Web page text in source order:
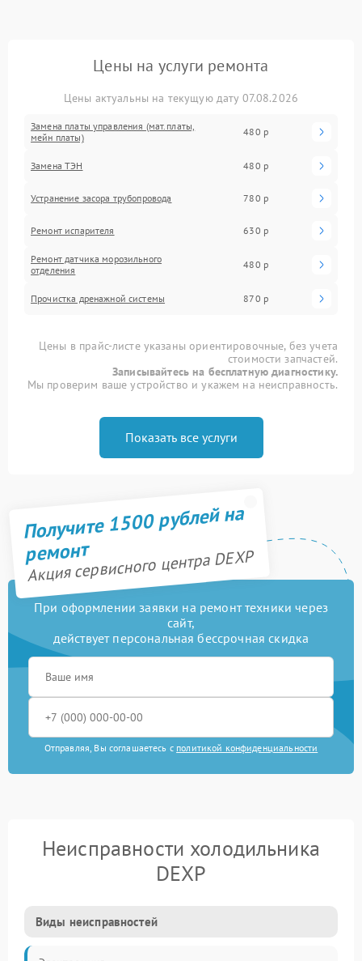
Цены на услуги ремонта
Цены актуальны на текущую дату 07.08.2026
Замена платы управления (мат.платы,
мейн платы)
480 р
Замена ТЭН 480 р
Устранение засора трубопровода 780 р
Ремонт испарителя 630 р
Ремонт датчика морозильного
отделения
480 р
Прочистка дренажной системы 870 р
Цены в прайс-листе указаны ориентировочные, без учета
стоимости запчастей.
Записывайтесь на бесплатную диагностику.
Мы проверим ваше устройство и укажем на неисправность.
Показать все услуги
Получите 1500 рублей на
ремонт
Акция сервисного центра DEXP
При оформлении заявки на ремонт техники через
сайт,
действует персональная бессрочная скидка
Отправляя, Вы соглашаетесь с политикой конфиденциальности
Неисправности холодильника
DEXP
Виды неисправностей